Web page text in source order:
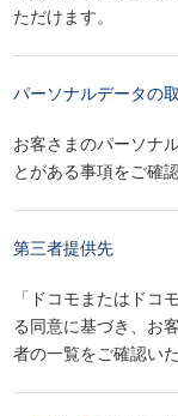
ただけます。
パーソナルデータの
お客さまのパーソナ
とがある事項をご確
第三者提供先
「ドコモまたはドコ
る同意に基づき、お
者の一覧をご確認い